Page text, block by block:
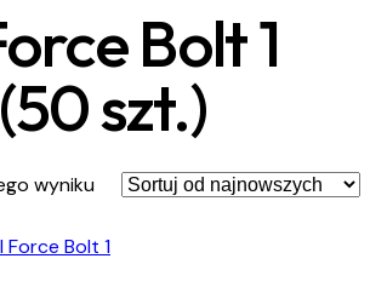
Bolt 1
szt.)
wyniku